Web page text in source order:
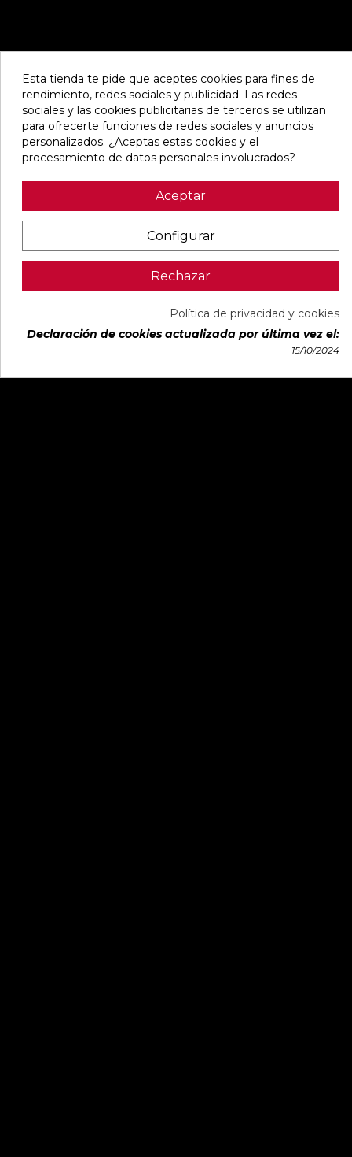
Esta tienda te pide que aceptes cookies para fines de
rendimiento, redes sociales y publicidad. Las redes
sociales y las cookies publicitarias de terceros se utilizan
para ofrecerte funciones de redes sociales y anuncios
personalizados. ¿Aceptas estas cookies y el
procesamiento de datos personales involucrados?
Aceptar
Configurar
Rechazar
Política de privacidad y cookies
Declaración de cookies actualizada por última vez el:
15/10/2024